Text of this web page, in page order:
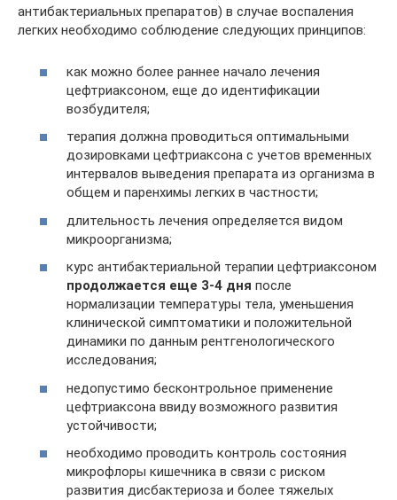
антибактериальных препаратов) в случае воспаления
легких необходимо соблюдение следующих принципов:
как можно более раннее начало лечения
цефтриаксоном, еще до идентификации
возбудителя;
терапия должна проводиться оптимальными
дозировками цефтриаксона с учетов временных
интервалов выведения препарата из организма в
общем и паренхимы легких в частности;
длительность лечения определяется видом
микроорганизма;
курс антибактериальной терапии цефтриаксоном
продолжается еще 3-4 дня после
нормализации температуры тела, уменьшения
клинической симптоматики и положительной
динамики по данным рентгенологического
исследования;
недопустимо бесконтрольное применение
цефтриаксона ввиду возможного развития
устойчивости;
необходимо проводить контроль состояния
микрофлоры кишечника в связи с риском
развития дисбактериоза и более тяжелых